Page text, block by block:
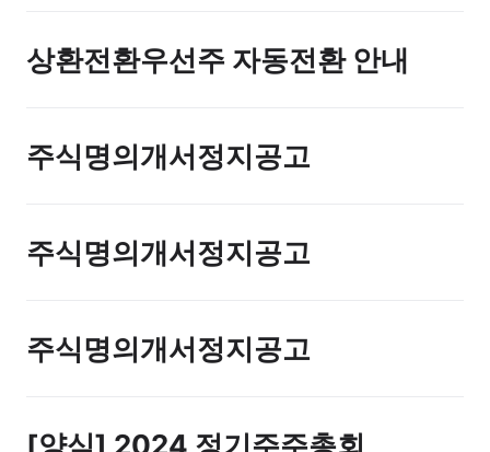
상환전환우선주 자동전환 안내
주식명의개서정지공고
주식명의개서정지공고
주식명의개서정지공고
[양식] 2024 정기주주총회